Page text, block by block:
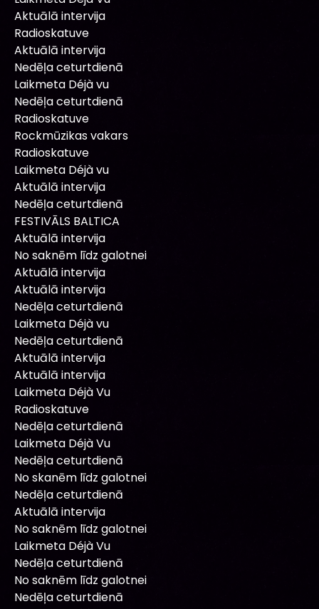
Aktuālā intervija
Radioskatuve
Aktuālā intervija
Nedēļa ceturtdienā
Laikmeta Déjà vu
Nedēļa ceturtdienā
Radioskatuve
Rockmūzikas vakars
Radioskatuve
Laikmeta Déjà vu
Aktuālā intervija
Nedēļa ceturtdienā
FESTIVĀLS BALTICA
Aktuālā intervija
No saknēm līdz galotnei
Aktuālā intervija
Aktuālā intervija
Nedēļa ceturtdienā
Laikmeta Déjà vu
Nedēļa ceturtdienā
Aktuālā intervija
Aktuālā intervija
Laikmeta Déjà Vu
Radioskatuve
Nedēļa ceturtdienā
Laikmeta Déjà Vu
Nedēļa ceturtdienā
No skanēm līdz galotnei
Nedēļa ceturtdienā
Aktuālā intervija
No saknēm līdz galotnei
Laikmeta Déjà Vu
Nedēļa ceturtdienā
No saknēm līdz galotnei
Nedēļa ceturtdienā